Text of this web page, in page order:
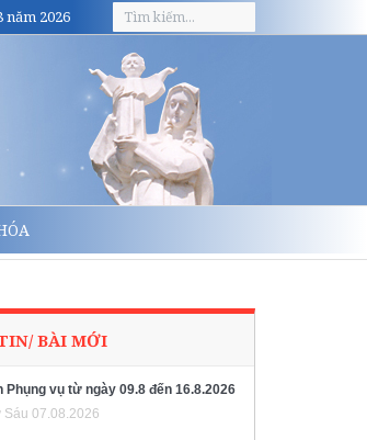
năm 2026
BÀI MỚI
Phụng vụ từ ngày 09.8 đến 16.8.2026
Sáu 07.08.2026